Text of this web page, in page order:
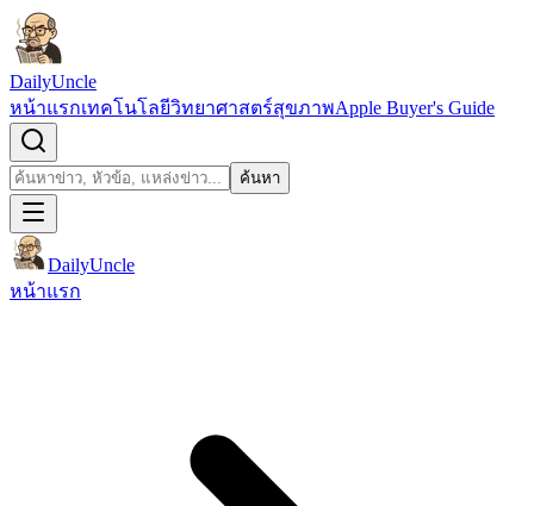
ข้ามไปยังเนื้อหา
DailyUncle
หน้าแรกเทคโนโลยีวิทยาศาสตร์สุขภาพApple Buyer's Guide
ค้นหา ค้นหา
DailyUncle
หน้าแรก